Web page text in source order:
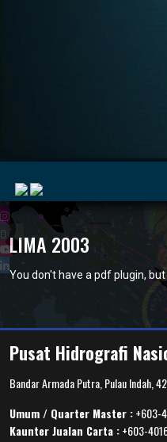
LIMA 2003
You don't have a pdf plugin, but
Pusat Hidrografi
Bandar Armada Putra, Pulau Indah,
Umum / Quarter Master :+603-
Kaunter Jualan Carta :+603-
MyMarine